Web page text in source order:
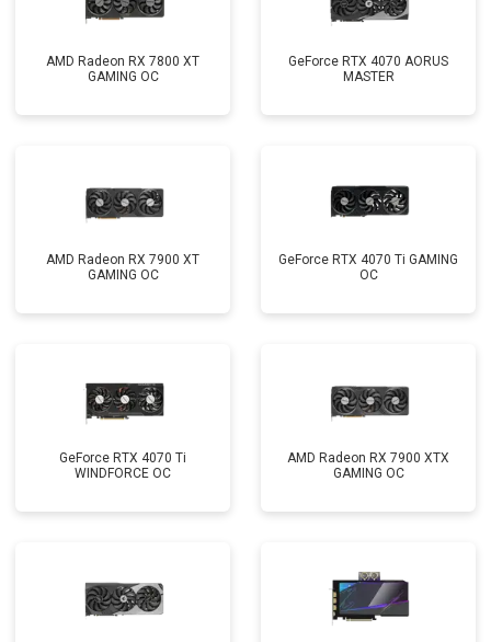
AMD Radeon RX 7800 XT
GAMING OC
GeForce RTX 4070 AORUS
MASTER
AMD Radeon RX 7900 XT
GAMING OC
GeForce RTX 4070 Ti GAMING
OC
GeForce RTX 4070 Ti
WINDFORCE OC
AMD Radeon RX 7900 XTX
GAMING OC